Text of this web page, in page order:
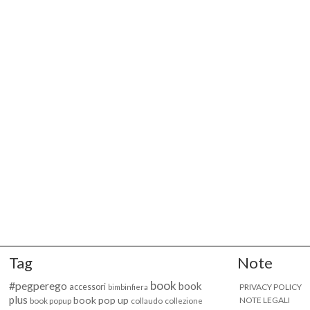
Tag
#pegperego accessori bimbinfiera book book
plus book popup book pop up collaudo collezione
Note
PRIVACY POLICY
NOTE LEGALI